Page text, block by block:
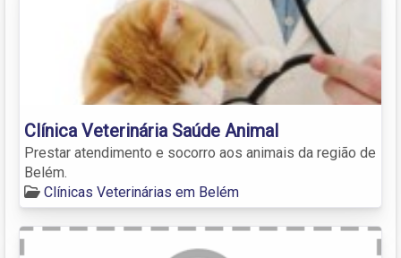
Clínica Veterinária Saúde Animal
Prestar atendimento e socorro aos animais da região de
Belém.
Clínicas Veterinárias em Belém